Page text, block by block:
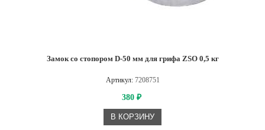
Замок со стопором D-50 мм для грифа ZSO 0,5 кг
Артикул: 7208751
380 ₽
В КОРЗИНУ